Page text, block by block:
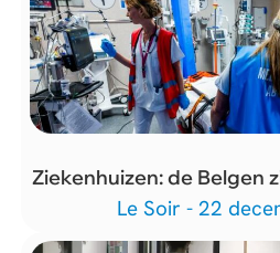
Ziekenhuizen: de Belgen
Le Soir - 22